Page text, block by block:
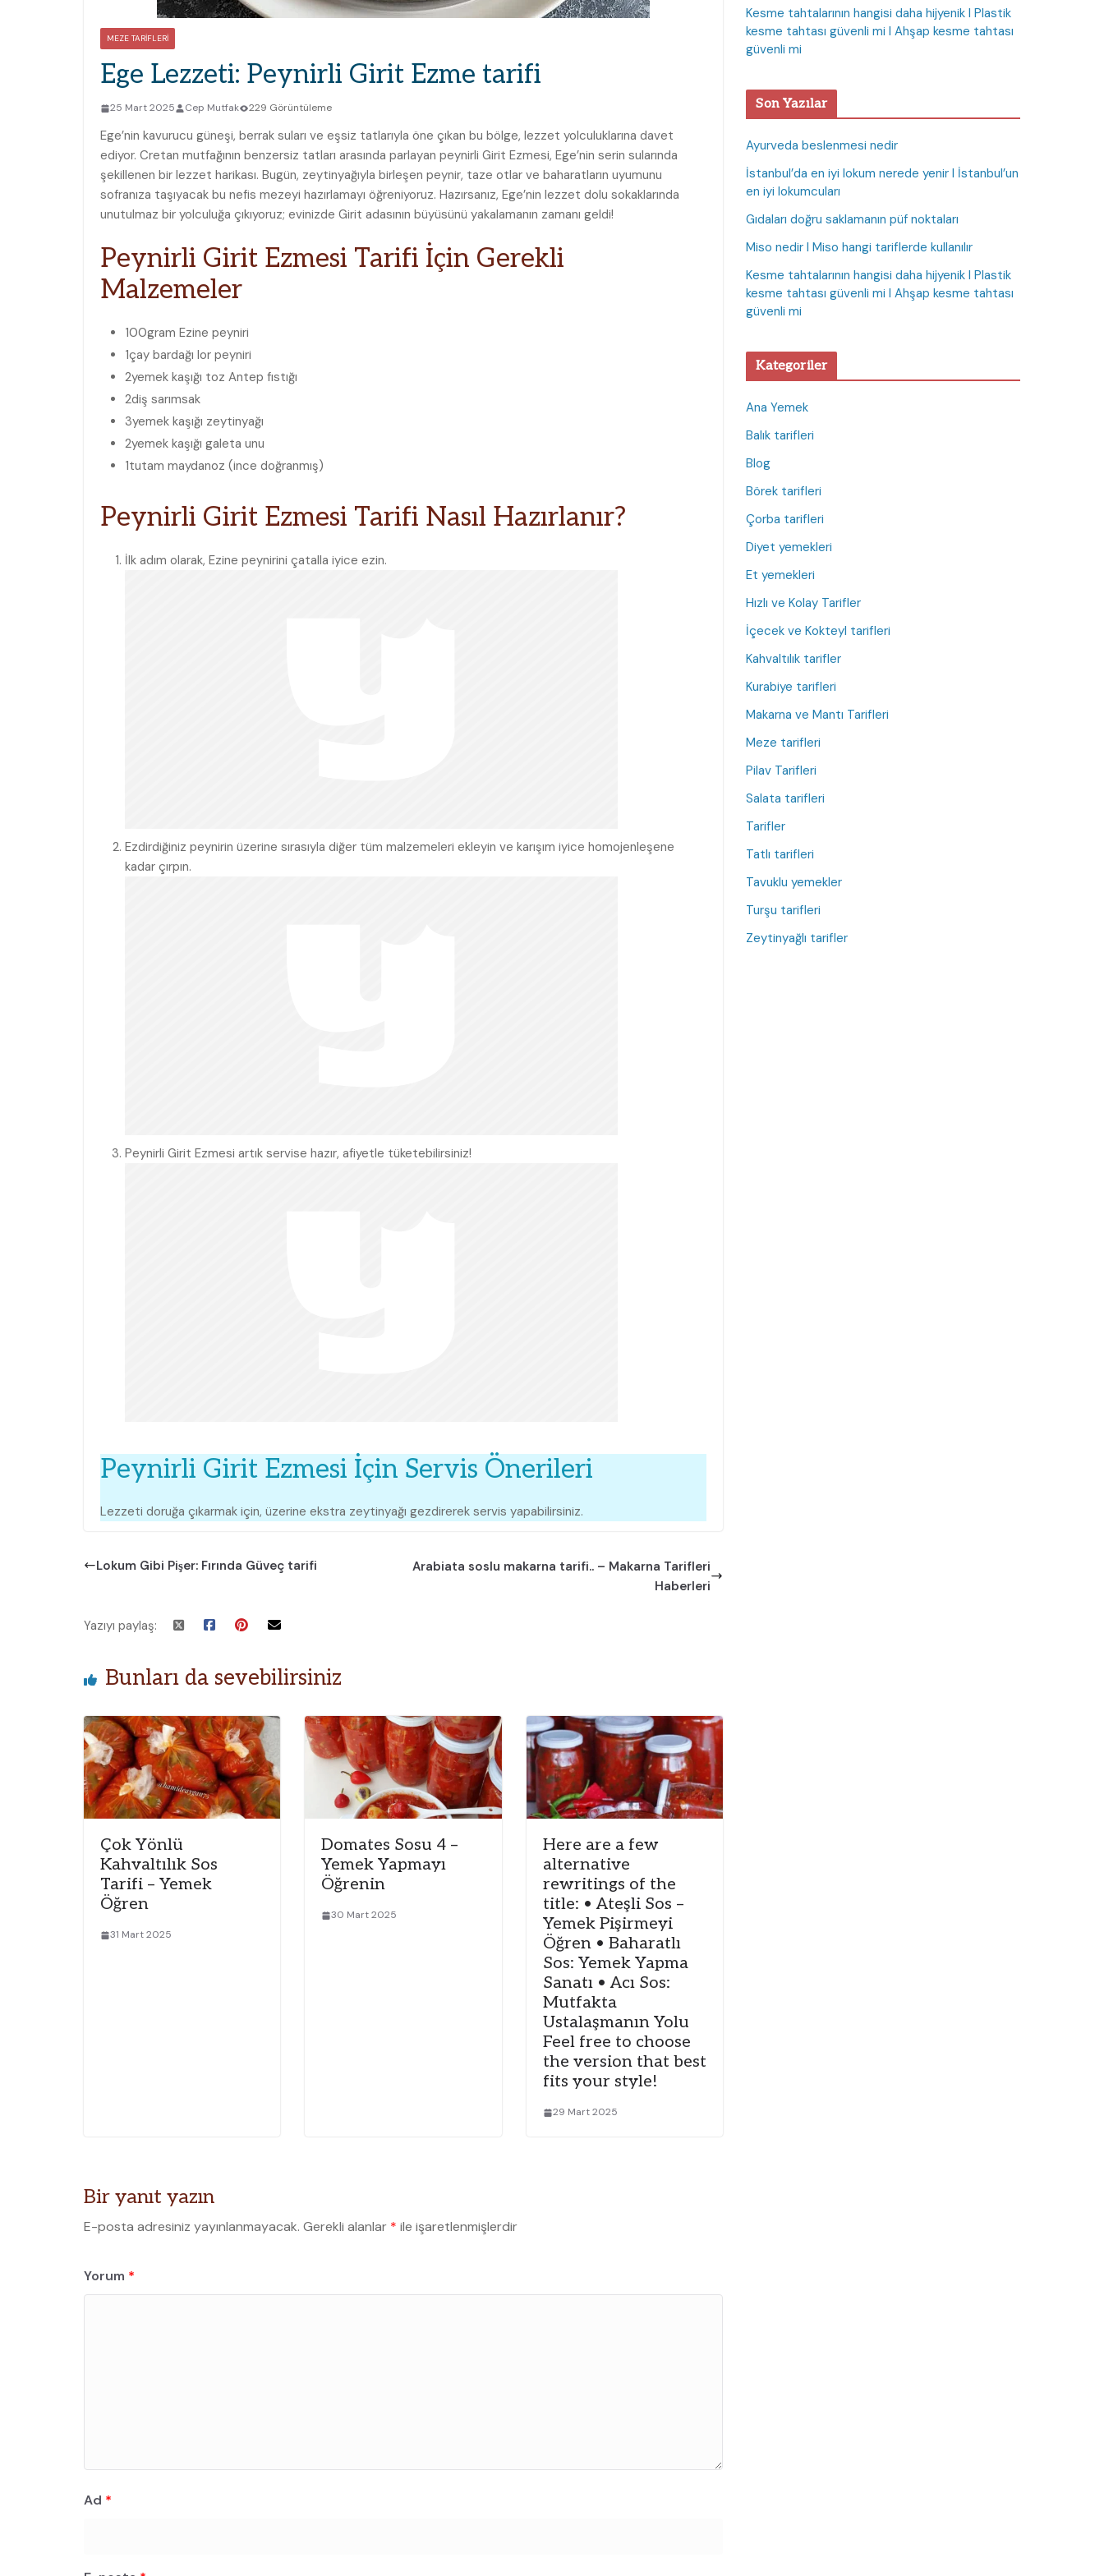
MEZE TARIFLERI
Ege Lezzeti: Peynirli Girit Ezme tarifi
25 Mart 2025 Cep Mutfak 229 Görüntüleme
Ege’nin kavurucu güneşi, berrak suları ve eşsiz tatlarıyla öne çıkan bu bölge, lezzet yolculuklarına davet
ediyor. Cretan mutfağının benzersiz tatları arasında parlayan peynirli Girit Ezmesi, Ege’nin serin sularında
şekillenen bir lezzet harikası. Bugün, zeytinyağıyla birleşen peynir, taze otlar ve baharatların uyumunu
sofranıza taşıyacak bu nefis mezeyi hazırlamayı öğreniyoruz. Hazırsanız, Ege’nin lezzet dolu sokaklarında
unutulmaz bir yolculuğa çıkıyoruz; evinizde Girit adasının büyüsünü yakalamanın zamanı geldi!
Peynirli Girit Ezmesi Tarifi İçin Gerekli
Malzemeler
100gram Ezine peyniri
1çay bardağı lor peyniri
2yemek kaşığı toz Antep fıstığı
2diş sarımsak
3yemek kaşığı zeytinyağı
2yemek kaşığı galeta unu
1tutam maydanoz (ince doğranmış)
Peynirli Girit Ezmesi Tarifi Nasıl Hazırlanır?
İlk adım olarak, Ezine peynirini çatalla iyice ezin.
Ezdirdiğiniz peynirin üzerine sırasıyla diğer tüm malzemeleri ekleyin ve karışım iyice homojenleşene
kadar çırpın.
Peynirli Girit Ezmesi artık servise hazır, afiyetle tüketebilirsiniz!
Peynirli Girit Ezmesi İçin Servis Önerileri
Lezzeti doruğa çıkarmak için, üzerine ekstra zeytinyağı gezdirerek servis yapabilirsiniz.
Lokum Gibi Pişer: Fırında Güveç tarifi
Arabiata soslu makarna tarifi.. – Makarna Tarifleri
Haberleri
Yazıyı paylaş:
Bunları da sevebilirsiniz
Çok Yönlü
Kahvaltılık Sos
Tarifi – Yemek
Öğren
31 Mart 2025
Domates Sosu 4 –
Yemek Yapmayı
Öğrenin
30 Mart 2025
Here are a few
alternative
rewritings of the
title: • Ateşli Sos –
Yemek Pişirmeyi
Öğren • Baharatlı
Sos: Yemek Yapma
Sanatı • Acı Sos:
Mutfakta
Ustalaşmanın Yolu
Feel free to choose
the version that best
fits your style!
29 Mart 2025
Bir yanıt yazın
E-posta adresiniz yayınlanmayacak. Gerekli alanlar * ile işaretlenmişlerdir
Yorum *
Ad *
Kesme tahtalarının hangisi daha hijyenik I Plastik
kesme tahtası güvenli mi I Ahşap kesme tahtası
güvenli mi
Son Yazılar
Ayurveda beslenmesi nedir
İstanbul’da en iyi lokum nerede yenir I İstanbul’un
en iyi lokumcuları
Gıdaları doğru saklamanın püf noktaları
Miso nedir I Miso hangi tariflerde kullanılır
Kesme tahtalarının hangisi daha hijyenik I Plastik
kesme tahtası güvenli mi I Ahşap kesme tahtası
güvenli mi
Kategoriler
Ana Yemek
Balık tarifleri
Blog
Börek tarifleri
Çorba tarifleri
Diyet yemekleri
Et yemekleri
Hızlı ve Kolay Tarifler
İçecek ve Kokteyl tarifleri
Kahvaltılık tarifler
Kurabiye tarifleri
Makarna ve Mantı Tarifleri
Meze tarifleri
Pilav Tarifleri
Salata tarifleri
Tarifler
Tatlı tarifleri
Tavuklu yemekler
Turşu tarifleri
Zeytinyağlı tarifler